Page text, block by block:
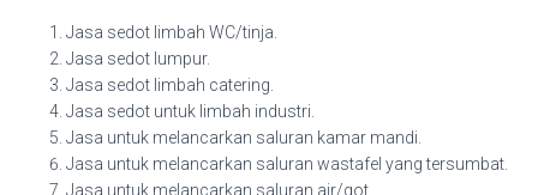
Jasa sedot limbah WC/tinja.
Jasa sedot lumpur.
Jasa sedot limbah catering.
Jasa sedot untuk limbah industri.
Jasa untuk melancarkan saluran kamar mandi.
Jasa untuk melancarkan saluran wastafel yang tersumbat.
Jasa untuk melancarkan saluran air/got.